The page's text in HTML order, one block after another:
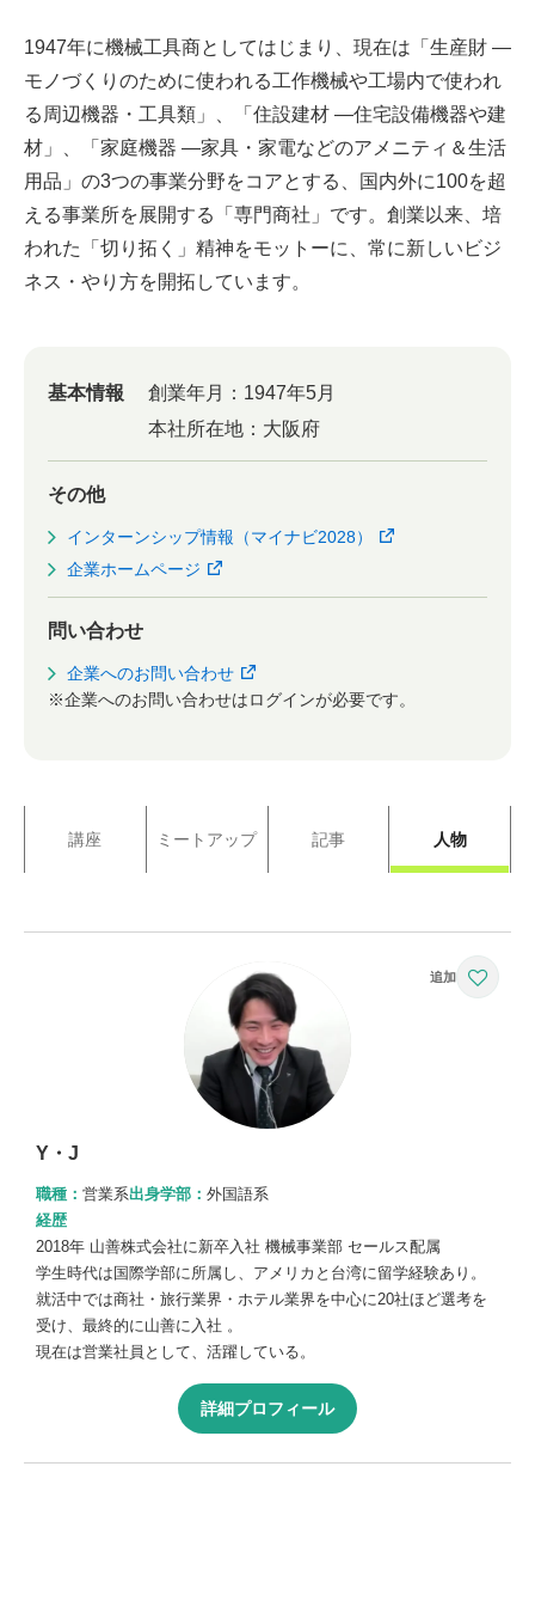
1947年に機械工具商としてはじまり、現在は「生産財 ―
モノづくりのために使われる工作機械や工場内で使われ
る周辺機器・工具類」、「住設建材 ―住宅設備機器や建
材」、「家庭機器 ―家具・家電などのアメニティ＆生活
用品」の3つの事業分野をコアとする、国内外に100を超
える事業所を展開する「専門商社」です。創業以来、培
われた「切り拓く」精神をモットーに、常に新しいビジ
ネス・やり方を開拓しています。
基本情報 創業年月： 1947年5月
本社所在地： 大阪府
その他
インターンシップ情報（マイナビ2028）
企業ホームページ
問い合わせ
企業へのお問い合わせ
※企業へのお問い合わせはログインが必要です。
講座 ミートアップ 記事 人物
Y・J
職種： 営業系出身学部： 外国語系
経歴
2018年 山善株式会社に新卒入社 機械事業部 セールス配属
学生時代は国際学部に所属し、アメリカと台湾に留学経験あり。
就活中では商社・旅行業界・ホテル業界を中心に20社ほど選考を
受け、最終的に山善に入社 。
現在は営業社員として、活躍している。
詳細プロフィール